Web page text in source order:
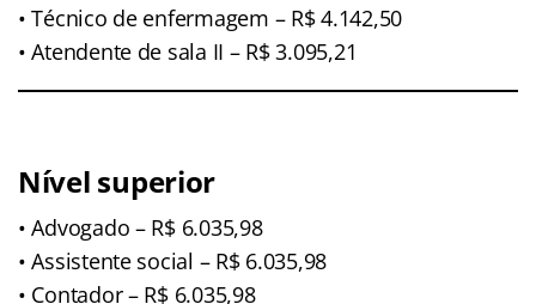
• Técnico de enfermagem – R$ 4.142,50
• Atendente de sala II – R$ 3.095,21
Nível superior
• Advogado – R$ 6.035,98
• Assistente social – R$ 6.035,98
• Contador – R$ 6.035,98